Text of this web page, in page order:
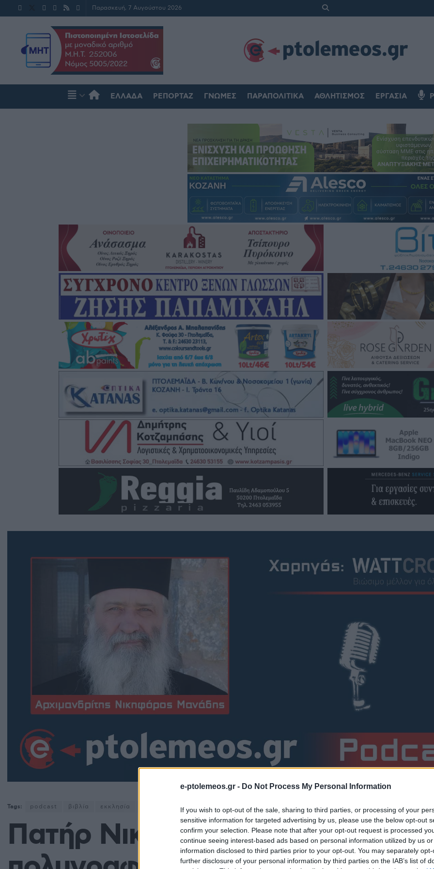
e-ptolemeos.gr - Do Not Process My Personal Information
If you wish to opt-out of the sale, sharing to third parties, or processing of your
sensitive information for targeted advertising by us, please use the below opt-out
confirm your selection. Please note that after your opt-out request is processed
continue seeing interest-based ads based on personal information utilized by us
information disclosed to third parties prior to your opt-out. You may separately
further disclosure of your personal information by third parties on the IAB’s list of
Παρασκευή, 7 Αυγούστου 2026
ΕΛΛΆΔΑ ΡΕΠΟΡΤΆΖ ΓΝΏΜΕΣ ΠΑΡΑΠΟΛΙΤΙΚΆ ΑΘΛΗΤΙΣΜΌΣ ΕΡΓΑΣΊΑ
Tags: podcast βιβλία εκκλησία Ιερά Μητρόπολη Φλωρίνης Πρεσπών και Εορδαίας Πρωτοσύγκελλος Νικηφόρος
Πατήρ Νικηφόρος Μανάδης: Ο